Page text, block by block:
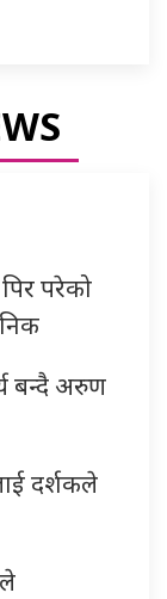
परेको
बन्दै अरुण
दर्शकले